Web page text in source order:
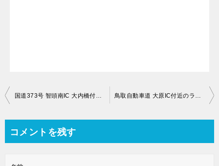
投
ビ
国道373号 智頭南IC 大内橋付近のライブカメラ【鳥取県八頭郡智頭町大内】 鳥取自動車道 大原IC付近のライブカメラ【岡山県美作市今岡】
コメントを残す